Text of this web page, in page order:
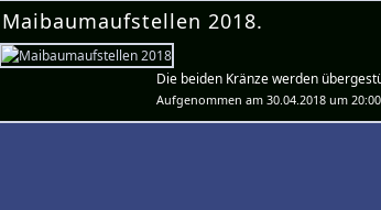
Maibaumaufstellen 2018.
Die beiden Kränze werden
Aufgenommen am 30.04.2018 um